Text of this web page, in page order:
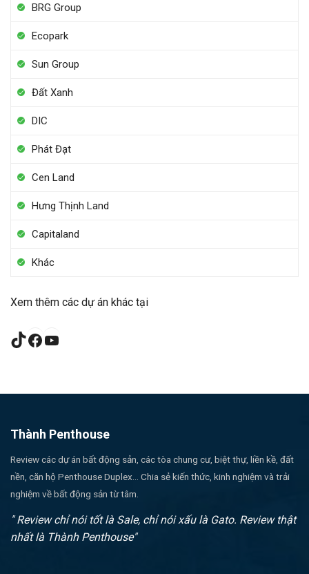
BRG Group
Ecopark
Sun Group
Đất Xanh
DIC
Phát Đạt
Cen Land
Hưng Thịnh Land
Capitaland
Khác
Xem thêm các dự án khác tại
TikTok
Facebook
Thành Penthouse
Review các dự án bất động sản, các tòa chung cư, biệt thự, liền kề, đất
nền, căn hộ Penthouse Duplex... Chia sẻ kiến thức, kinh nghiệm và trải
nghiệm về bất động sản từ tâm.
" Review chỉ nói tốt là Sale, chỉ nói xấu là Gato. Review thật
nhất là Thành Penthouse"